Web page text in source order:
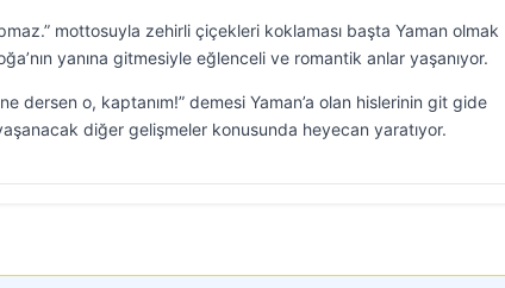
mottosuyla zehirli çiçekleri koklaması başta Yaman olmak
yanına gitmesiyle eğlenceli ve romantik anlar yaşanıyor.
ne dersen o, kaptanım!” demesi Yaman’a olan hislerinin git gide
diğer gelişmeler konusunda heyecan yaratıyor.